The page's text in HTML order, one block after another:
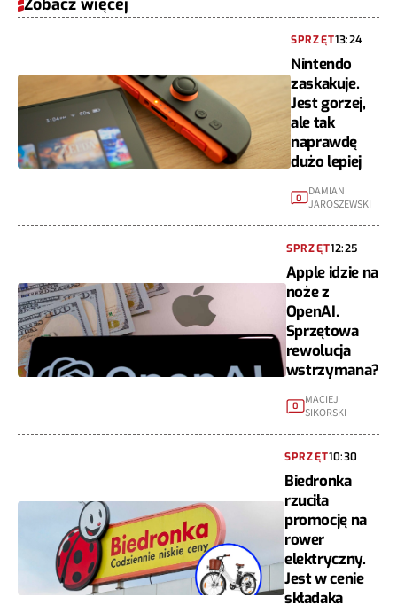
SPRZĘT13:24
Nintendo
zaskakuje.
Jest gorzej,
ale tak
naprawdę
dużo lepiej
0 DAMIAN
JAROSZEWSKI
SPRZĘT12:25
Apple idzie na
noże z
OpenAI.
Sprzętowa
rewolucja
wstrzymana?
0
MACIEJ
SIKORSKI
SPRZĘT10:30
Biedronka
rzuciła
promocję na
rower
elektryczny.
Jest w cenie
składaka